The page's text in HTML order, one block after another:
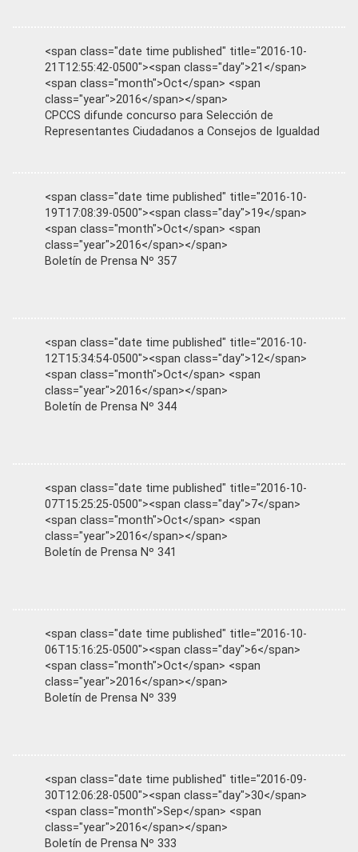
<span class="date time published" title="2016-10-
21T12:55:42-0500"><span class="day">21</span>
<span class="month">Oct</span> <span
class="year">2016</span></span>
CPCCS difunde concurso para Selección de
Representantes Ciudadanos a Consejos de Igualdad
<span class="date time published" title="2016-10-
19T17:08:39-0500"><span class="day">19</span>
<span class="month">Oct</span> <span
class="year">2016</span></span>
Boletín de Prensa Nº 357
<span class="date time published" title="2016-10-
12T15:34:54-0500"><span class="day">12</span>
<span class="month">Oct</span> <span
class="year">2016</span></span>
Boletín de Prensa Nº 344
<span class="date time published" title="2016-10-
07T15:25:25-0500"><span class="day">7</span>
<span class="month">Oct</span> <span
class="year">2016</span></span>
Boletín de Prensa Nº 341
<span class="date time published" title="2016-10-
06T15:16:25-0500"><span class="day">6</span>
<span class="month">Oct</span> <span
class="year">2016</span></span>
Boletín de Prensa Nº 339
<span class="date time published" title="2016-09-
30T12:06:28-0500"><span class="day">30</span>
<span class="month">Sep</span> <span
class="year">2016</span></span>
Boletín de Prensa Nº 333